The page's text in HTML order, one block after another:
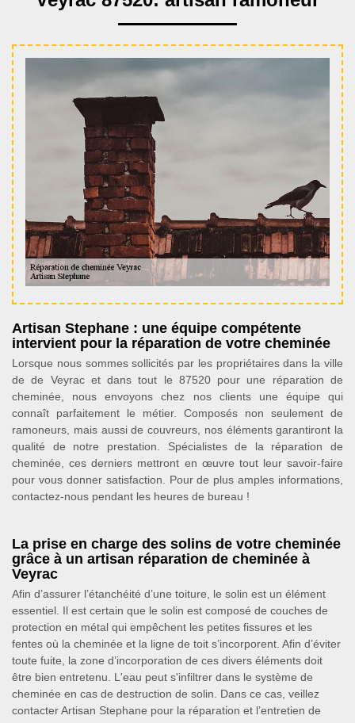
Artisan Stephane : une équipe compétente
intervient pour la réparation de votre cheminée
Lorsque nous sommes sollicités par les propriétaires dans la ville
de de Veyrac et dans tout le 87520 pour une réparation de
cheminée, nous envoyons chez nos clients une équipe qui
connaît parfaitement le métier. Composés non seulement de
ramoneurs, mais aussi de couvreurs, nos éléments garantiront la
qualité de notre prestation. Spécialistes de la réparation de
cheminée, ces derniers mettront en œuvre tout leur savoir-faire
pour vous donner satisfaction. Pour de plus amples informations,
contactez-nous pendant les heures de bureau !
La prise en charge des solins de votre cheminée
grâce à un artisan réparation de cheminée à
Veyrac
Afin d’assurer l’étanchéité d’une toiture, le solin est un élément
essentiel. Il est certain que le solin est composé de couches de
protection en métal qui empêchent les petites fissures et les
fentes où la cheminée et la ligne de toit s’incorporent. Afin d’éviter
toute fuite, la zone d’incorporation de ces divers éléments doit
être bien entretenu. L'eau peut s'infiltrer dans le système de
cheminée en cas de destruction de solin. Dans ce cas, veillez
contacter Artisan Stephane pour la réparation et l’entretien de